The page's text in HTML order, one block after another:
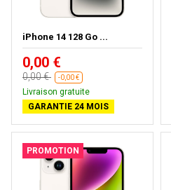
iPhone 14 128 Go ...
0,00 €
0,00 € -0,00 €
Livraison gratuite
GARANTIE 24 MOIS
PROMOTION